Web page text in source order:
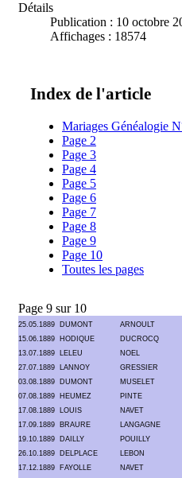
Détails
Publication : 10 octobre
Affichages : 18574
Index de l'article
Mariages Généalogie
Page 2
Page 3
Page 4
Page 5
Page 6
Page 7
Page 8
Page 9
Page 10
Toutes les pages
Page 9 sur 10
25.05.1889 DUMONT ARNOULT
15.06.1889 HODIQUE
DUCROCQ
13.07.1889
LELEU NOEL
27.07.1889 LANNOY
GRESSIER
03.08.1889
DUMONT
MUSELET
07.08.1889
HEUMEZ PINTE
17.08.1889
LOUIS NAVET
17.09.1889
BRAURE LANGAGNE
19.10.1889
DAILLY POUILLY
26.10.1889
DELPLACE LEBON
17.12.1889
FAYOLLE NAVET